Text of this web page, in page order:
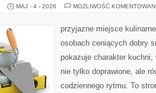
MAJ - 4 - 2026 MOŻLIWOŚĆ
przyjazne miejsce
osobach ceniących dobry
pokazuje charakter
nie tylko doprawione, ale
codziennego rytmu. To